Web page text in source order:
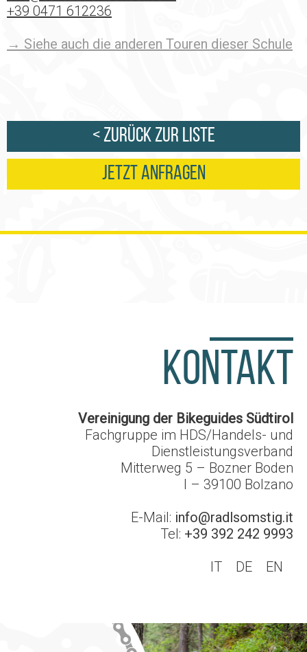
+39 0471 612236
→ Siehe auch die anderen Touren dieser Schule
< Zurück zur Liste
Jetzt anfragen
KONTAKT
Vereinigung der Bikeguides Südtirol
Fachgruppe im HDS/Handels- und
Dienstleistungsverband
Mitterweg 5 – Bozner Boden
I – 39100 Bolzano
E-Mail: info@radlsomstig.it
Tel: +39 392 242 9993
IT
DE EN